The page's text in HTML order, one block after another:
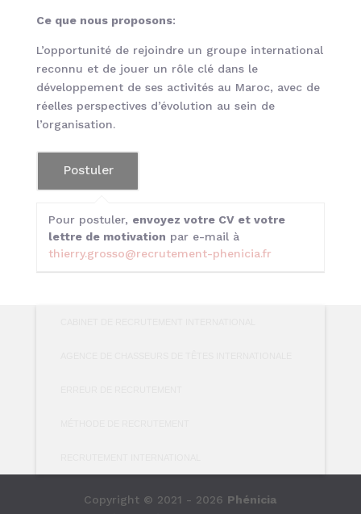
Ce que nous proposons:
L’opportunité de rejoindre un groupe international
reconnu et de jouer un rôle clé dans le
développement de ses activités au Maroc, avec de
réelles perspectives d’évolution au sein de
l’organisation.
Pour postuler, envoyez votre CV et votre
lettre de motivation par e-mail à
thierry.grosso@recrutement-phenicia.fr
Copyright © 2021 - 2026 Phénicia